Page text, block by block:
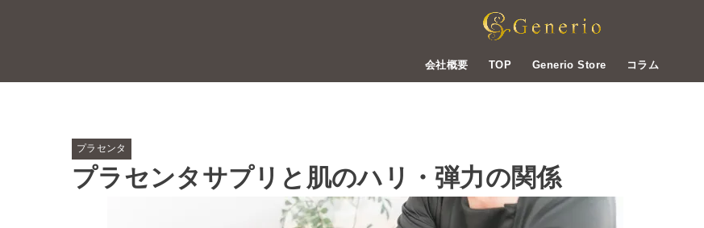
会社概要 TOP Generio Store コラム
プラセンタ
プラセンタサプリと肌のハリ・弾力の関係